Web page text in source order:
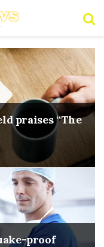
praises “The
proof